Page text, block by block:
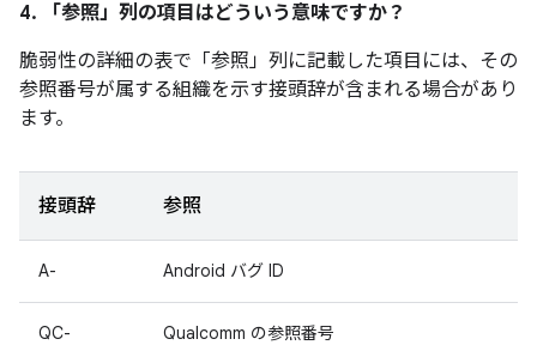
4. 「参照」 列の項目はどういう意味ですか？
脆弱性の詳細の表で「参照」 列に記載した項目には、その
参照番号が属する組織を示す接頭辞が含まれる場合があり
ます。
接頭辞 参照
A- Android バグ ID
QC- Qualcomm の参照番号